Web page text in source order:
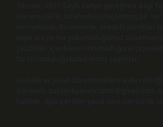
Sitemiz, 5651 Sayılı Kanun gereğince Bilgi
Kurumu (BTK) tarafından onaylanmış bir
vermektedir. Bu nedenle, sitedeki içerikleri
veya araştırma yükümlülüğümüz
yazdıkları içeriklerin sorumluluğunu
bu sorumluluğu kabul etmiş sayılırlar.
Hukuka ve yasal düzenlemelere aykırı
içerikleri, backlinkpanelicomtr@gmail.com
halinde, ilgili içerikler yasal süre içerisinde